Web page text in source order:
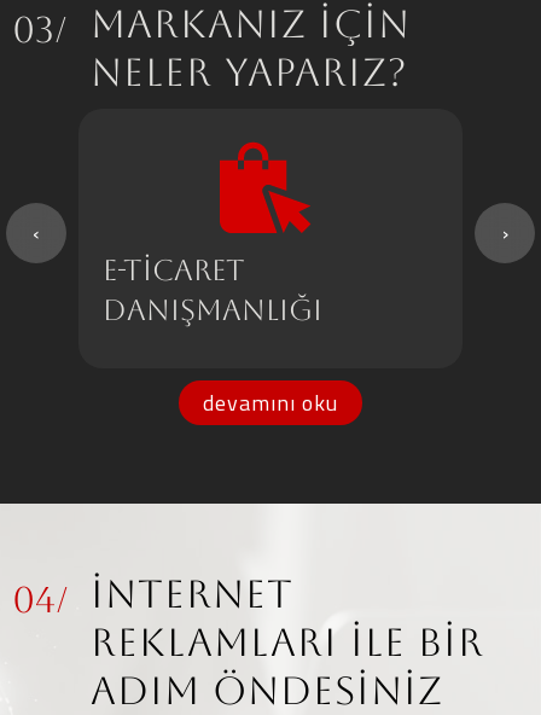
03/
MARKANIZ İÇİN
NELER YAPARIZ?
E-TİCARET
DANIŞMANLIĞI
‹ ›
devamını oku
04/
İNTERNET
REKLAMLARI İLE BİR
ADIM ÖNDESİNİZ